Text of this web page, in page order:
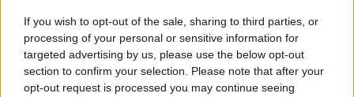
If you wish to opt-out of the sale, sharing to third parties, or
processing of your personal or sensitive information for
targeted advertising by us, please use the below opt-out
section to confirm your selection. Please note that after your
opt-out request is processed you may continue seeing
Concert/Live Concert/Live